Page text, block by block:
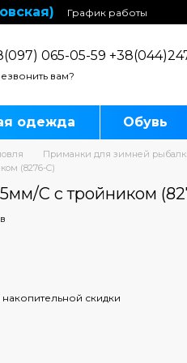
График работы
065-05-59
вам?
одежда Обувь
Приманки для зимней
(8276-C)
С с тройником
скидки